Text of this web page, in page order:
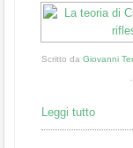
Scritto da Giovanni
Leggi tutto